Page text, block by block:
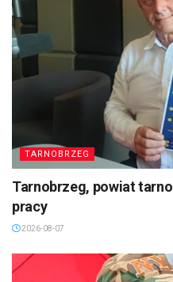
TARNOBRZEG
Tarnobrzeg, powiat
pracy
2026-08-07